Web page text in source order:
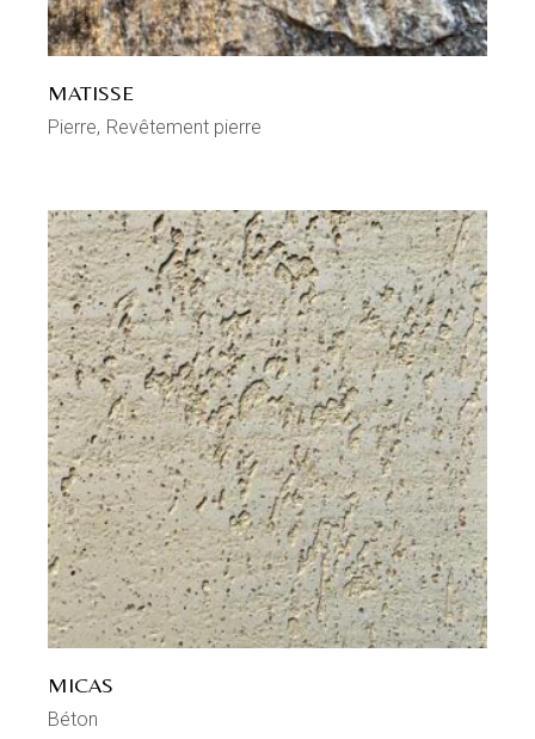
MATISSE
Pierre Revêtement pierre
MICAS
Béton